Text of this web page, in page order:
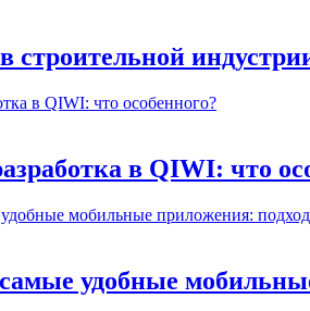
строительной
в QIWI: что
удобные